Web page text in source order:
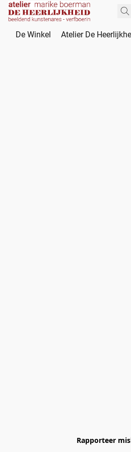
De Winkel Atelier De
Rapporteer